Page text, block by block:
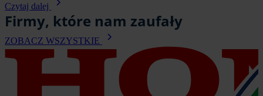
Czytaj dalej
Firmy, które nam zaufały
ZOBACZ WSZYSTKIE